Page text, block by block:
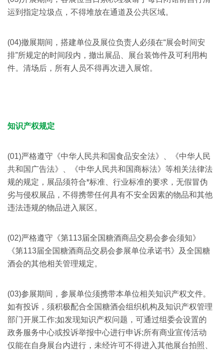
运到指定垃圾点，不得堆放在通道及公共区域。
(04)撤展期间，搭建单位及展位负责人必须在“展会时间安
排”所规定的时间段内，撤出展品、展台装饰件及可利用构
件。清场后，所有人员不得再次进入展馆。
知识产权规定
(01)严格遵守《中华人民共和国食品安全法》、《中华人民
共和国广告法》、《中华人民共和国商标法》等相关法律法
规的规定，展品须符合*标准、行业标准的要求，无假冒伪
劣与侵权展品，不得携带任何具有不安全因素的物品和其他
违法违规的物品进入展区。
(02)严格遵守《第113届全国糖酒商品交易会参会须知》
《第113届全国糖酒商品交易会参展单位承诺书》及全国糖
酒会的其他相关管理规定。
(03)参展期间，参展单位须携带本单位相关知识产权文件。
如有投诉，须积极配合全国糖酒会组织机构及知识产权管理
部门开展工作;如发现知识产权问题，可通过组委会设置的
政务服务中心或投诉举报中心进行申诉;所有商业宣传活动
仅能在自身展台内进行，未经许可不得进入其他展台拍照、